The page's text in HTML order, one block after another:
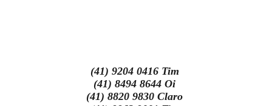
(41) 9204 0416 Tim
(41) 8494 8644 Oi
(41) 8820 9830 Claro